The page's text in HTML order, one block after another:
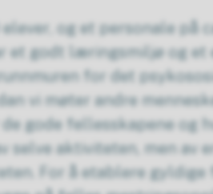
og et personale på
et godt læringsmiljø og et
for det
vi møter andre
gode fellesskapene og
selve aktiviteten, men av
For å etablere